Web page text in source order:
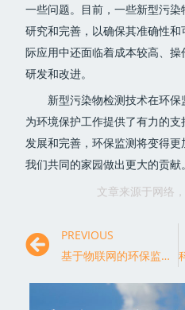
一些问题。目前，一些新型污
研究和完善，以确保其准确性
际应用中还面临着成本较高、
研发和改进。
新型污染物检测技术在环保
为环境保护工作提供了有力的
发展和完善，环保监测将变得
我们共同的家园做出更大的贡献。
文章来源于网络
PREVIOUS
基于物联网的环保监测系统构建与应用